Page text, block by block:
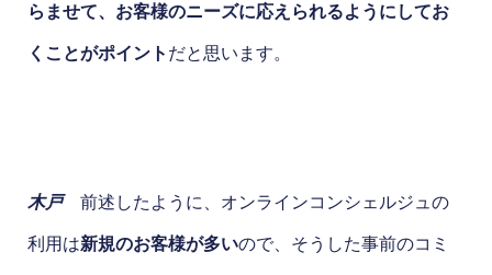
らませて、お客様のニーズに応えられるようにしてお
くことがポイント だと思います。
木戸 前述したように、オンラインコンシェルジュの
利用は新規のお客様が多いので、そうした事前のコミ